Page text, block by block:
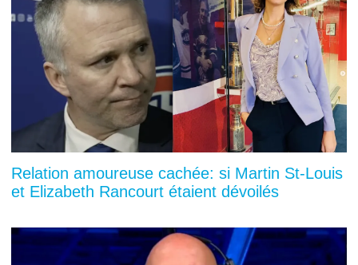
Relation amoureuse cachée: si Martin St-Louis
et Elizabeth Rancourt étaient dévoilés